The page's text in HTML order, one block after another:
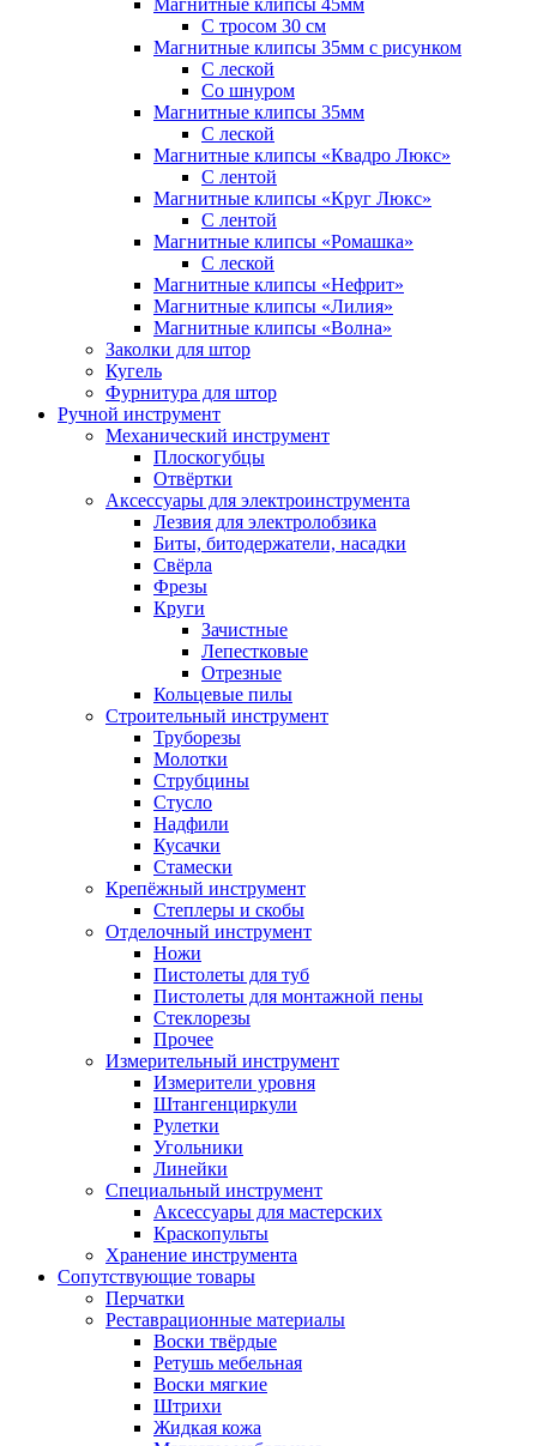
С тросом 30 см
Магнитные клипсы 35мм с рисунком
С леской
Со шнуром
Магнитные клипсы 35мм
С леской
Магнитные клипсы «Квадро Люкс»
С лентой
Магнитные клипсы «Круг Люкс»
С лентой
Магнитные клипсы «Ромашка»
С леской
Магнитные клипсы «Нефрит»
Магнитные клипсы «Лилия»
Магнитные клипсы «Волна»
Заколки для штор
Кугель
Фурнитура для штор
Ручной инструмент
Механический инструмент
Плоскогубцы
Отвёртки
Аксессуары для электроинструмента
Лезвия для электролобзика
Биты, битодержатели, насадки
Свёрла
Фрезы
Круги
Зачистные
Лепестковые
Отрезные
Кольцевые пилы
Строительный инструмент
Труборезы
Молотки
Струбцины
Стусло
Надфили
Кусачки
Стамески
Крепёжный инструмент
Степлеры и скобы
Отделочный инструмент
Ножи
Пистолеты для туб
Пистолеты для монтажной пены
Стеклорезы
Прочее
Измерительный инструмент
Измерители уровня
Штангенциркули
Рулетки
Угольники
Линейки
Специальный инструмент
Аксессуары для мастерских
Краскопульты
Хранение инструмента
Сопутствующие товары
Перчатки
Реставрационные материалы
Воски твёрдые
Ретушь мебельная
Воски мягкие
Штрихи
Жидкая кожа